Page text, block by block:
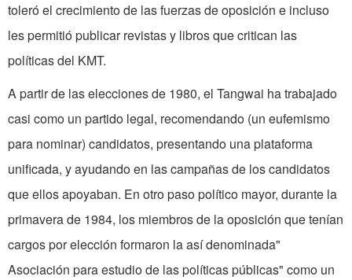
toleró el crecimiento de las fuerzas de oposición e incluso
les permitió publicar revistas y libros que critican las
políticas del KMT.
A partir de las elecciones de 1980, el Tangwai ha trabajado
casi como un partido legal, recomendando (un eufemismo
para nominar) candidatos, presentando una plataforma
unificada, y ayudando en las campañas de los candidatos
que ellos apoyaban. En otro paso político mayor, durante la
primavera de 1984, los miembros de la oposición que tenían
cargos por elección formaron la así denominada"
Asociación para estudio de las políticas públicas" como un